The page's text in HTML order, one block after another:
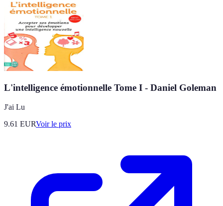
L'intelligence émotionnelle Tome I - Daniel Goleman
J'ai Lu
9.61 EURVoir le prix